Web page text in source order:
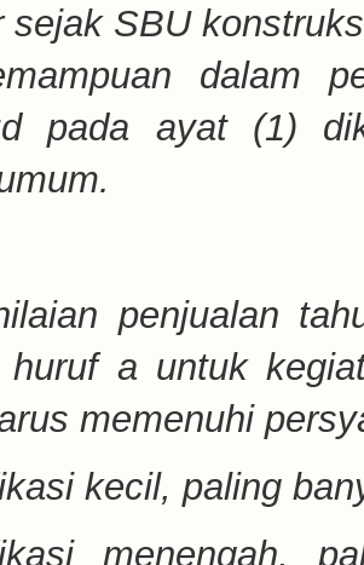
sejak SBU
dalam
pada ayat (1)
penjualan
a untuk
memenuhi
kecil, paling
menengah,